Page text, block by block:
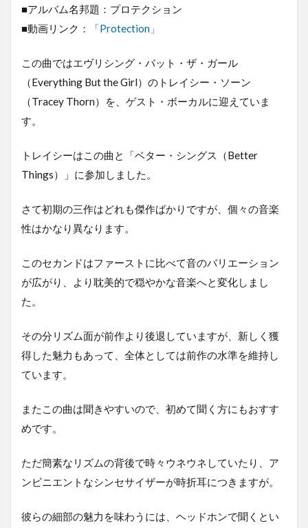
■アルバム名邦題：プロテクション
■動画リンク：
「Protection」
この曲ではエヴリシング・バット・ザ・ガール
（Everything But the Girl）のトレイシー・ソーン
（Tracey Thorn）を、ゲスト・ボーカルに迎えていま
す。
トレイシーはこの曲と「ベター・シングス（Better
Things）」に参加しました。
さて初期の三作はどれも傑作ばかりですが、個々の音楽
性はかなり異なります。
このセカンドはファーストに比べて音のバリエーション
が広がり、より耽美的で穏やかな音楽へと変化しまし
た。
その分リズム面が前作より後退していますが、新しく獲
得した魅力もあって、全体としては前作の水準を維持し
ています。
またこの曲は聞きやすいので、初めて聞く方にもおすす
めです。
ただ簡素なリズムの背後で時々ウネウネしていたり、ア
ンビニエントなシンセサイザーが時折耳につきますが。
彼らの細部の魅力を味わうには、ヘッドホンで聞くとい